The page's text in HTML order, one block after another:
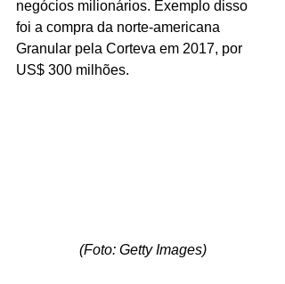
negócios milionários. Exemplo disso
foi a compra da norte-americana
Granular pela Corteva em 2017, por
US$ 300 milhões.
(Foto: Getty Images)